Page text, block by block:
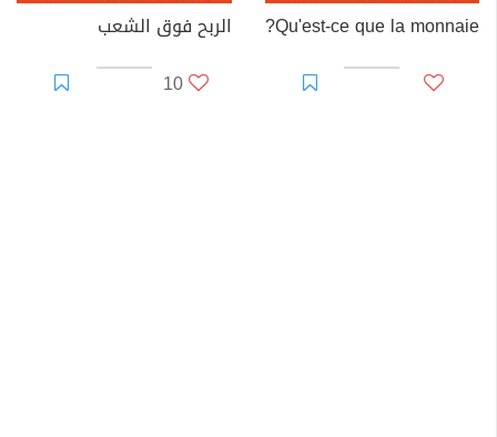
Qu'est-ce que la monnaie?
الربح فوق الشعب
10